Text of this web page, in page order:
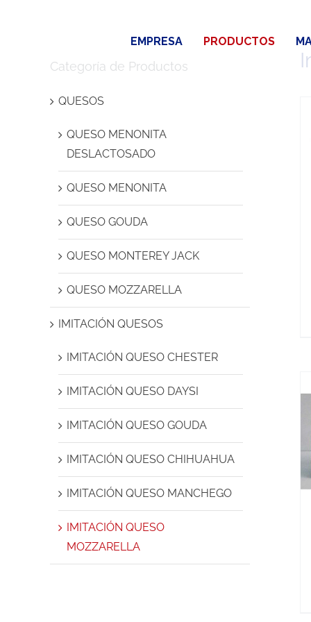
EMPRESA PRODUCTOS
Categoría de Productos
QUESOS
QUESO MENONITA
DESLACTOSADO
QUESO MENONITA
QUESO GOUDA
QUESO MONTEREY JACK
QUESO MOZZARELLA
IMITACIÓN QUESOS
IMITACIÓN QUESO CHESTER
IMITACIÓN QUESO DAYSI
IMITACIÓN QUESO GOUDA
IMITACIÓN QUESO CHIHUAHUA
IMITACIÓN QUESO MANCHEGO
IMITACIÓN QUESO
MOZZARELLA